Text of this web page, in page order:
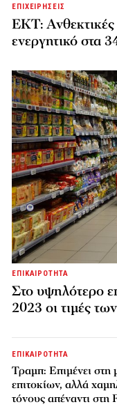
ΕΠΙΧΕΙΡΗΣΕΙΣ
ΕΚΤ: Ανθεκτικές
ενεργητικό στα
ΕΠΙΚΑΙΡΟΤΗΤΑ
Στο υψηλότερο
2023 οι τιμές
ΕΠΙΚΑΙΡΟΤΗΤΑ
Τραμπ: Επιμένει στη
επιτοκίων, αλλά
τόνους απέναντι στη